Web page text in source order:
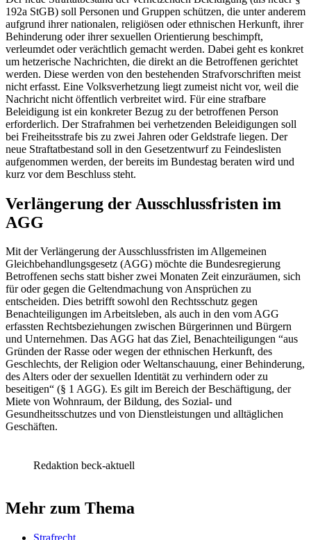
192a StGB) soll Personen und Gruppen schützen, die unter anderem
aufgrund ihrer nationalen, religiösen oder ethnischen Herkunft, ihrer
Behinderung oder ihrer sexuellen Orientierung beschimpft,
verleumdet oder verächtlich gemacht werden. Dabei geht es konkret
um hetzerische Nachrichten, die direkt an die Betroffenen gerichtet
werden. Diese werden von den bestehenden Strafvorschriften meist
nicht erfasst. Eine Volksverhetzung liegt zumeist nicht vor, weil die
Nachricht nicht öffentlich verbreitet wird. Für eine strafbare
Beleidigung ist ein konkreter Bezug zu der betroffenen Person
erforderlich. Der Strafrahmen bei verhetzenden Beleidigungen soll
bei Freiheitsstrafe bis zu zwei Jahren oder Geldstrafe liegen. Der
neue Straftatbestand soll in den Gesetzentwurf zu Feindeslisten
aufgenommen werden, der bereits im Bundestag beraten wird und
kurz vor dem Beschluss steht.
Verlängerung der Ausschlussfristen im
AGG
Mit der Verlängerung der Ausschlussfristen im Allgemeinen
Gleichbehandlungsgesetz (AGG) möchte die Bundesregierung
Betroffenen sechs statt bisher zwei Monaten Zeit einzuräumen, sich
für oder gegen die Geltendmachung von Ansprüchen zu
entscheiden. Dies betrifft sowohl den Rechtsschutz gegen
Benachteiligungen im Arbeitsleben, als auch in den vom AGG
erfassten Rechtsbeziehungen zwischen Bürgerinnen und Bürgern
und Unternehmen. Das AGG hat das Ziel, Benachteiligungen “aus
Gründen der Rasse oder wegen der ethnischen Herkunft, des
Geschlechts, der Religion oder Weltanschauung, einer Behinderung,
des Alters oder der sexuellen Identität zu verhindern oder zu
beseitigen“ (§ 1 AGG). Es gilt im Bereich der Beschäftigung, der
Miete von Wohnraum, der Bildung, des Sozial- und
Gesundheitsschutzes und von Dienstleistungen und alltäglichen
Geschäften.
Redaktion beck-aktuell
Mehr zum Thema
Strafrecht